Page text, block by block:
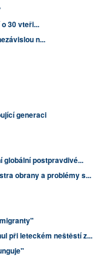
30 vteři...
n...
generaci
globální postpravdivé...
obrany a problémy s...
při leteckém neštěstí z...